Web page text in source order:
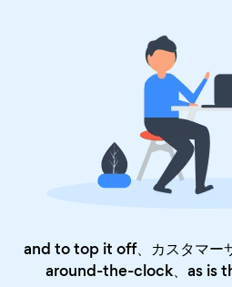
and to top it off、カスタマー
around-the-clock、as is